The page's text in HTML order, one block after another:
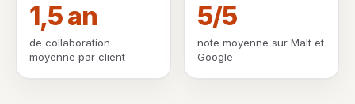
1,5 an
de collaboration
moyenne par client
5/5
note moyenne sur Malt et
Google